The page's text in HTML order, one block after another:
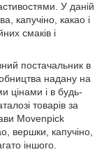
У даній
капучіно, какао і
смаків і
постачальник в
надану на
цінами і в будь-
товарів за
Movenpick
вершки, капучіно,
іншого.